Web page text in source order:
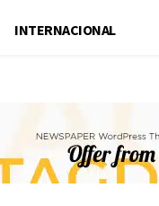
INTERNACIONAL